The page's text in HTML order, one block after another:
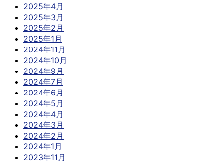
2025年4月
2025年3月
2025年2月
2025年1月
2024年11月
2024年10月
2024年9月
2024年7月
2024年6月
2024年5月
2024年4月
2024年3月
2024年2月
2024年1月
2023年11月